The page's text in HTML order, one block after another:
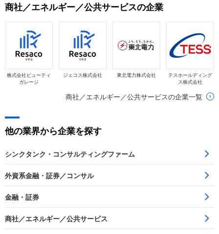
商社／エネルギー／公共サービスの企業
株式会社ビューティ
ガレージ
ジェコス株式会社 東北電力株式会社
テスホールディング
ス株式会社
商社／エネルギー／公共サービスの企業一覧
他の業界から企業を探す
シンクタンク・コンサルティングファーム
外資系金融・証券／コンサル
金融・証券
商社／エネルギー／公共サービス